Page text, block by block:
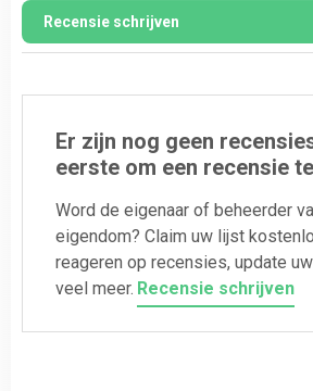
Recensie schrijven
Er zijn nog geen
eerste om een recensie
Word de eigenaar of beheerder
eigendom? Claim uw lijst
reageren op recensies, update
veel meer. Recensie schrijven